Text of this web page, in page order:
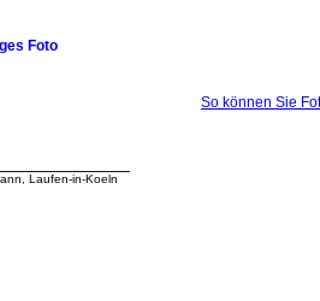
Foto
So können Sie
Laufen-in-Koeln